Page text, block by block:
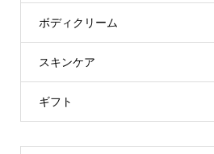
ボディクリーム
スキンケア
ギフト